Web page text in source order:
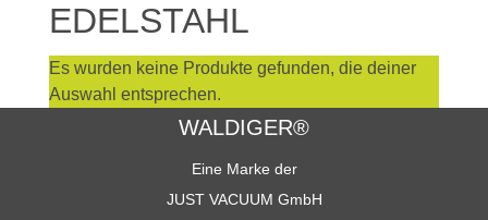
EDELSTAHL
Es wurden keine Produkte gefunden, die deiner
Auswahl entsprechen.
WALDIGER®
Eine Marke der
JUST VACUUM GmbH